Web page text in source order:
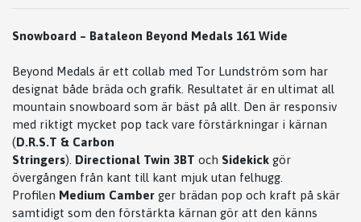
Snowboard – Bataleon Beyond Medals 161 Wide
Beyond Medals är ett collab med Tor Lundström som har
designat både bräda och grafik. Resultatet är en ultimat all
mountain snowboard som är bäst på allt. Den är responsiv
med riktigt mycket pop tack vare förstärkningar i kärnan
(D.R.S.T & Carbon
Stringers). Directional Twin 3BT och Sidekick gör
övergången från kant till kant mjuk utan felhugg.
Profilen Medium Camber ger brädan pop och kraft på skär
samtidigt som den förstärkta kärnan gör att den känns